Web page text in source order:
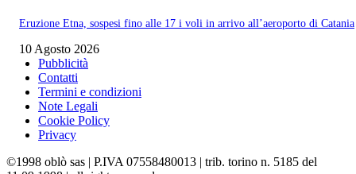
Eruzione Etna, sospesi fino alle 17 i voli in arrivo all’aeroporto di Catania
10 Agosto 2026
Pubblicità
Contatti
Termini e condizioni
Note Legali
Cookie Policy
Privacy
©1998 oblò sas | P.IVA 07558480013 | trib. torino n. 5185 del